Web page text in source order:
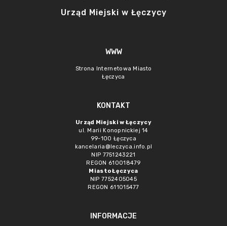
Urząd Miejski w Łęczycy
WWW
Strona Internetowa Miasto
Łęczyca
KONTAKT
Urząd Miejski w Łęczycy
ul. Marii Konopnickiej 14
99-100 Łęczyca
kancelaria@leczyca.info.pl
NIP 7751243221
REGON 610018479
Miasto Łęczyca
NIP 7752405045
REGON 611015477
INFORMACJE